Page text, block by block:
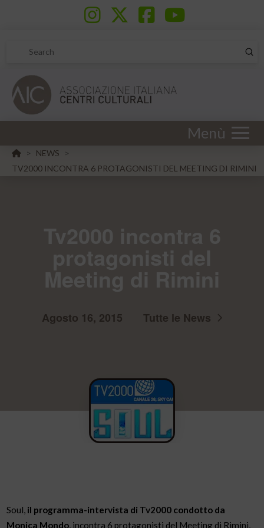
Search
Menù
HOME
> NEWS
>
TV2000 INCONTRA 6 PROTAGONISTI DEL MEETING DI RIMINI
Agosto 16, 2015 Tutte le News
Soul, il programma-intervista di Tv2000 condotto da
Monica Mondo, incontra 6 protagonisti del Meeting di Rimini,